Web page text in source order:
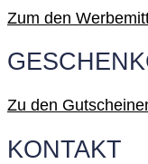
Zum den
Zu den
KONTAKT